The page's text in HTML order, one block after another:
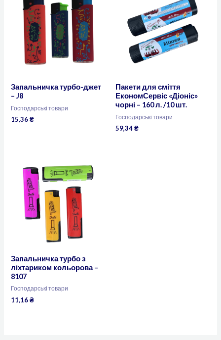
Запальничка турбо-джет
– J8
Господарські товари
15,36₴
Пакети для сміття
ЕкономСервіс «Діоніс»
чорні – 160 л. /10 шт.
Господарські товари
59,34₴
Запальничка турбо з
ліхтариком кольорова –
8107
Господарські товари
11,16₴